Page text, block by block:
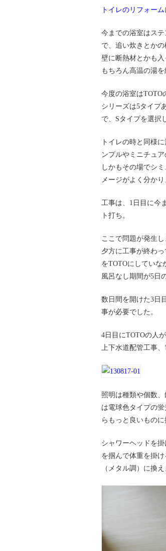
トイレのリフォーム
今までの浴室はス
で、追い炊きとかの
壁に断熱材とかも
もちろん高温の湯
今度の浴室はTOTO
シリーズは5タイプ
で、Sタイプを選択
トイレの時と同様
ンプルやミニチュ
しかもその場でシ
メージがよく分かり
工事は、1日目に今
ト打ち。
ここで問題が発生し
夕方に工事が終わ
をTOTOにしていな
風呂なし期間が5日
数日間を開けた3日
事が必要でした。
4日目にTOTOの人
上下水道配管工事
照明は種類や個数
は電球色タイプの
らもっと良いものに
シャワーヘッドを
を掴んで体重を掛
（メタル調）に換え